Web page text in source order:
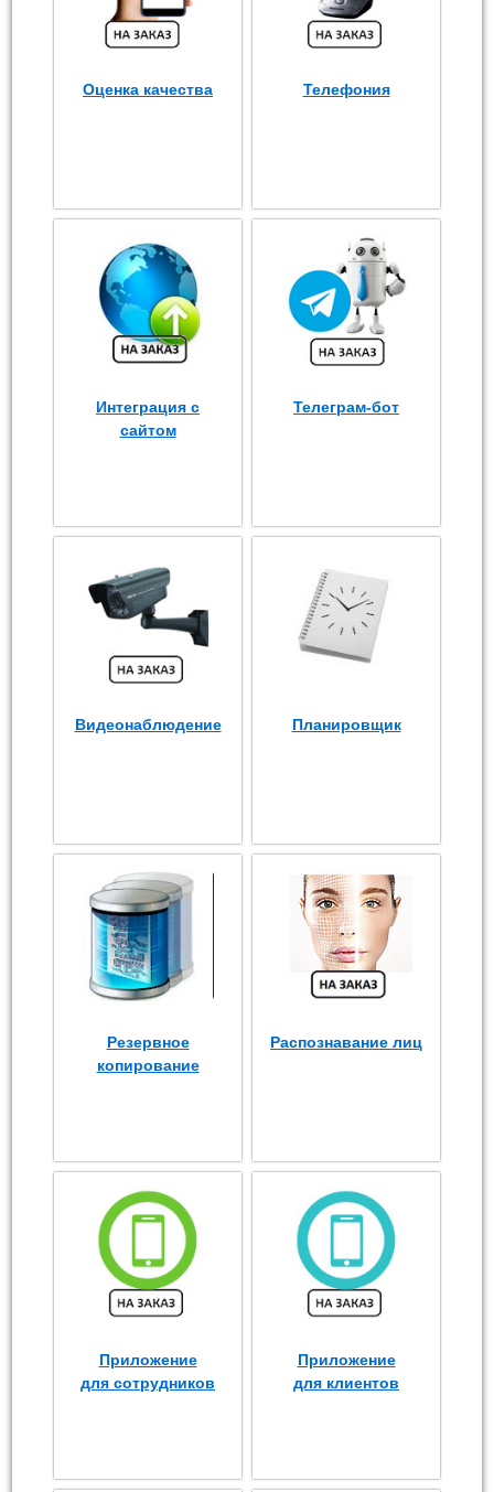
Оценка качества Телефония
Интеграция с
сайтом
Телеграм-бот
Видеонаблюдение Планировщик
Резервное
копирование
Распознавание лиц
Приложение
для сотрудников
Приложение
для клиентов